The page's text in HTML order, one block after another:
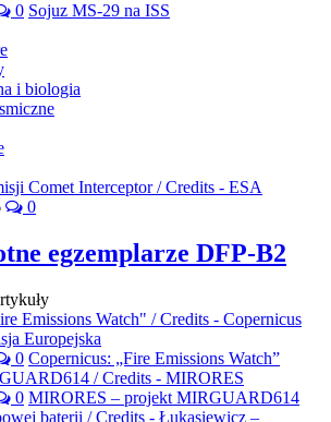
0 Sojuz MS-29 na ISS
i biologia
0
egzemplarze DFP-B2
0 Copernicus: „Fire Emissions Watch”
0 MIRORES – projekt MIRGUARD614